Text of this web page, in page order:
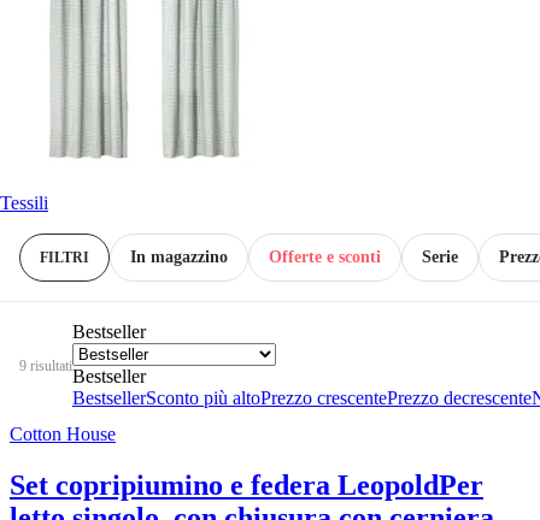
Tessili
FILTRI In magazzino Offerte e sconti Serie
9 risultati
Bestseller
Bestseller
BestsellerSconto più altoPrezzo crescentePrezzo decrescente
Cotton House
Set copripiumino e federa LeopoldPer